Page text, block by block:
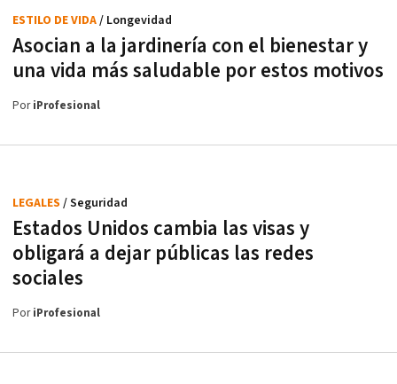
Asocian a la jardinería con el bienestar y
una vida más saludable por estos motivos
ESTILO DE VIDA/ Longevidad
PoriProfesional
Estados Unidos cambia las visas y
obligará a dejar públicas las redes
sociales
LEGALES / Seguridad
PoriProfesional